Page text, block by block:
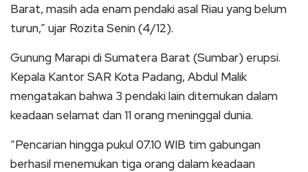
Barat, masih ada enam pendaki asal Riau yang belum
turun,” ujar Rozita Senin (4/12).
Gunung Marapi di Sumatera Barat (Sumbar) erupsi.
Kepala Kantor SAR Kota Padang, Abdul Malik
mengatakan bahwa 3 pendaki lain ditemukan dalam
keadaan selamat dan 11 orang meninggal dunia.
“Pencarian hingga pukul 07.10 WIB tim gabungan
berhasil menemukan tiga orang dalam keadaan